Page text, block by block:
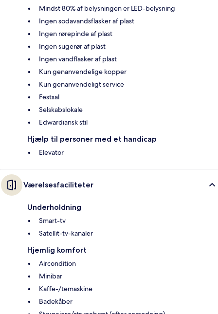
Mindst 80% af belysningen er LED-belysning
Ingen sodavandsflasker af plast
Ingen rørepinde af plast
Ingen sugerør af plast
Ingen vandflasker af plast
Kun genanvendelige kopper
Kun genanvendeligt service
Festsal
Selskabslokale
Edwardiansk stil
Hjælp til personer med et handicap
Elevator
Værelsesfaciliteter
Underholdning
Smart-tv
Satellit-tv-kanaler
Hjemlig komfort
Aircondition
Minibar
Kaffe-/temaskine
Badekåber